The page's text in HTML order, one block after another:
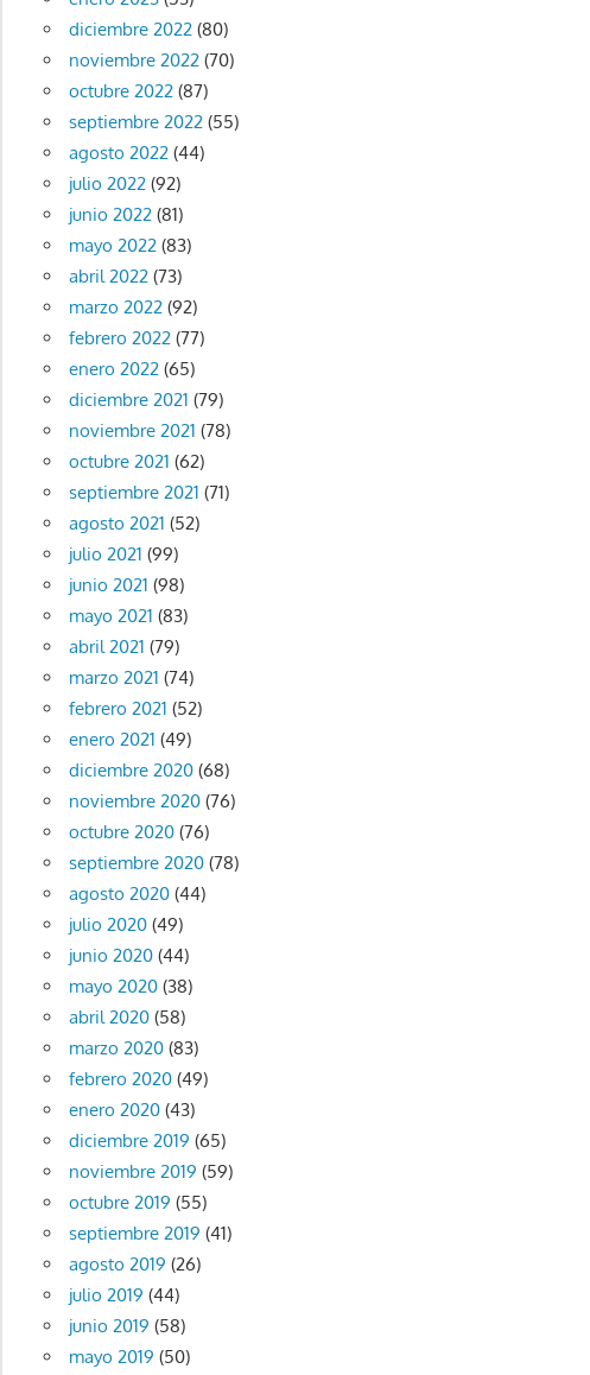
diciembre 2022(80)
noviembre 2022(70)
octubre 2022(87)
septiembre 2022(55)
agosto 2022(44)
julio 2022(92)
junio 2022(81)
mayo 2022(83)
abril 2022(73)
marzo 2022(92)
febrero 2022(77)
enero 2022(65)
diciembre 2021 (79)
noviembre 2021 (78)
octubre 2021 (62)
septiembre 2021 (71)
agosto 2021 (52)
julio 2021 (99)
junio 2021 (98)
mayo 2021 (83)
abril 2021 (79)
marzo 2021 (74)
febrero 2021 (52)
enero 2021 (49)
diciembre 2020(68)
noviembre 2020(76)
octubre 2020(76)
septiembre 2020(78)
agosto 2020(44)
julio 2020(49)
junio 2020(44)
mayo 2020(38)
abril 2020(58)
marzo 2020(83)
febrero 2020(49)
enero 2020(43)
diciembre 2019 (65)
noviembre 2019 (59)
octubre 2019 (55)
septiembre 2019 (41)
agosto 2019 (26)
julio 2019 (44)
junio 2019 (58)
mayo 2019 (50)